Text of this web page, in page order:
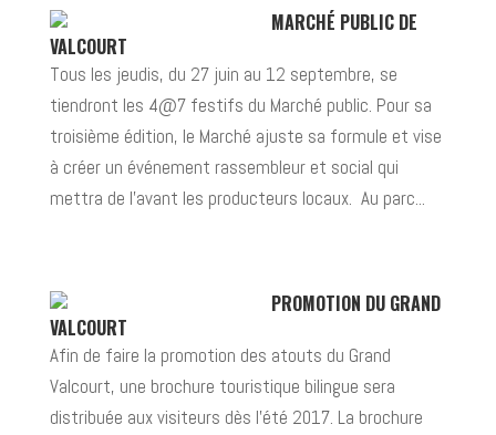
MARCHÉ PUBLIC DE
VALCOURT
Tous les jeudis, du 27 juin au 12 septembre, se
tiendront les 4@7 festifs du Marché public. Pour sa
troisième édition, le Marché ajuste sa formule et vise
à créer un événement rassembleur et social qui
mettra de l’avant les producteurs locaux. Au parc...
PROMOTION DU GRAND
VALCOURT
Afin de faire la promotion des atouts du Grand
Valcourt, une brochure touristique bilingue sera
distribuée aux visiteurs dès l’été 2017. La brochure